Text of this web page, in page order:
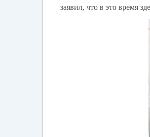
заявил, что в это время